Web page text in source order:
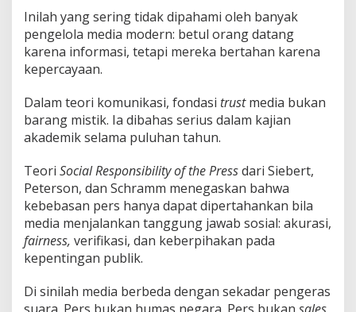
Inilah yang sering tidak dipahami oleh banyak
pengelola media modern: betul orang datang
karena informasi, tetapi mereka bertahan karena
kepercayaan.
Dalam teori komunikasi, fondasi trustmedia bukan
barang mistik. Ia dibahas serius dalam kajian
akademik selama puluhan tahun.
Teori Social Responsibility of the Pressdari Siebert,
Peterson, dan Schramm menegaskan bahwa
kebebasan pers hanya dapat dipertahankan bila
media menjalankan tanggung jawab sosial: akurasi,
fairness, verifikasi, dan keberpihakan pada
kepentingan publik.
Di sinilah media berbeda dengan sekadar pengeras
suara. Pers bukan humas negara. Pers bukan sales